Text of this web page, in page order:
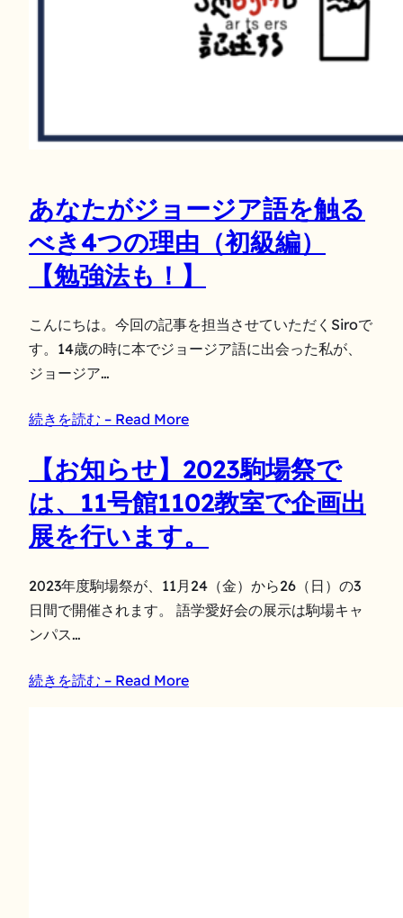
あなたがジョージア語を触る
べき4つの理由（初級編）
【勉強法も！】
こんにちは。今回の記事を担当させていただくSiroで
す。14歳の時に本でジョージア語に出会った私が、
ジョージア…
続きを読む – Read More
【お知らせ】2023駒場祭で
は、11号館1102教室で企画出
展を行います。
2023年度駒場祭が、11月24（金）から26（日）の3
日間で開催されます。 語学愛好会の展示は駒場キャ
ンパス…
続きを読む – Read More